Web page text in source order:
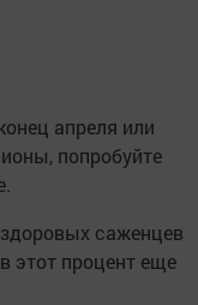
апреля или
попробуйте
саженцев
этот процент еще